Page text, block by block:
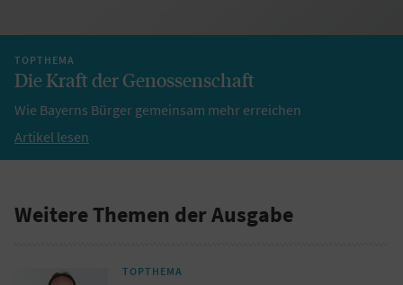
TOPTHEMA
Die Kraft der Genossenschaft
Wie Bayerns Bürger gemeinsam mehr erreichen
Artikel lesen
Weitere Themen der Ausgabe
TOPTHEMA